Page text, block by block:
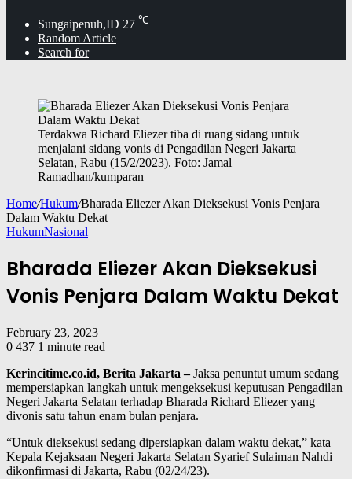
Sungaipenuh,ID 27 ℃
Random Article
Search for
Terdakwa Richard Eliezer tiba di ruang sidang untuk
menjalani sidang vonis di Pengadilan Negeri Jakarta
Selatan, Rabu (15/2/2023). Foto: Jamal
Ramadhan/kumparan
Home/Hukum/Bharada Eliezer Akan Dieksekusi Vonis Penjara
Dalam Waktu Dekat
HukumNasional
Bharada Eliezer Akan Dieksekusi
Vonis Penjara Dalam Waktu Dekat
February 23, 2023
0 437 1 minute read
Kerincitime.co.id, Berita Jakarta –Jaksa penuntut umum sedang
mempersiapkan langkah untuk mengeksekusi keputusan Pengadilan
Negeri Jakarta Selatan terhadap Bharada Richard Eliezer yang
divonis satu tahun enam bulan penjara.
“Untuk dieksekusi sedang dipersiapkan dalam waktu dekat,” kata
Kepala Kejaksaan Negeri Jakarta Selatan Syarief Sulaiman Nahdi
dikonfirmasi di Jakarta, Rabu (02/24/23).